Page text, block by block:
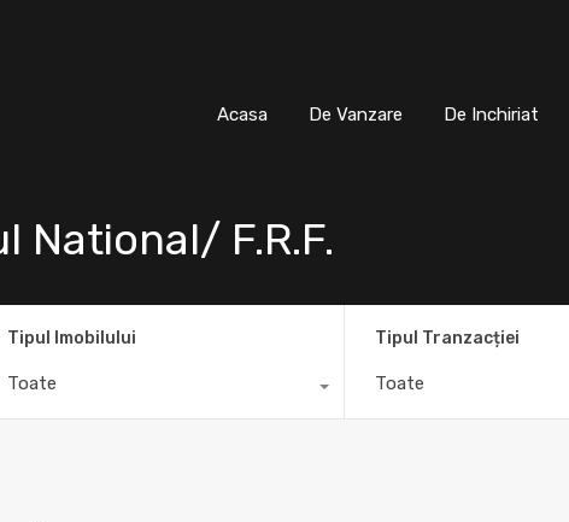
Acasa De Vanzare De Inchiriat
National/ F.R.F.
Tipul Imobilului
Toate
Tipul Tranzacției
Toate